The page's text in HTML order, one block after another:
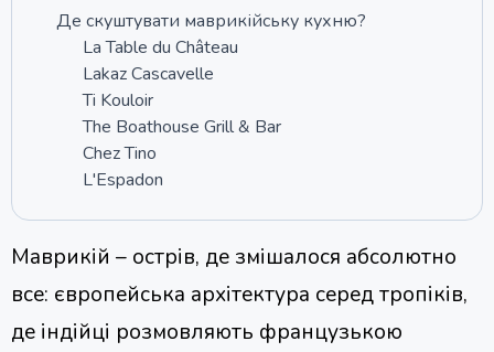
Де скуштувати маврикійську кухню?
La Table du Château
Lakaz Cascavelle
Ti Kouloir
The Boathouse Grill & Bar
Chez Tino
L'Espadon
Маврикій – острів, де змішалося абсолютно
все: європейська архітектура серед тропіків,
де індійці розмовляють французькою